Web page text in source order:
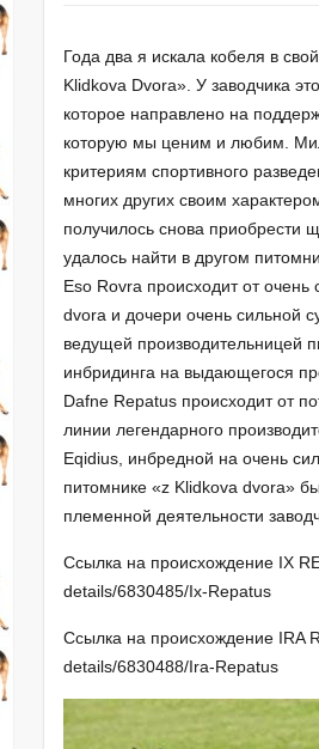
Года два я искала кобеля в
Klidkova Dvora». У заводчика
которое направлено на
которую мы ценим и любим.
критериям спортивного
многих других своим
получилось снова приобрести
удалось найти в другом
Eso Rovra происходит от очень
dvora и дочери очень сильной
ведущей производительницей
инбридинга на выдающегося
Dafne Repatus происходит от
линии легендарного
Eqidius, инбредной на очень
питомнике «z Klidkova dvora»
племенной деятельности
Ссылка на происхождение IX
details/6830485/Ix-Repatus
Ссылка на происхождение IRA
details/6830488/Ira-Repatus